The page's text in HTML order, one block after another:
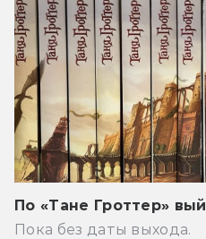
По «Тане Гроттер»
Пока без даты выхода.